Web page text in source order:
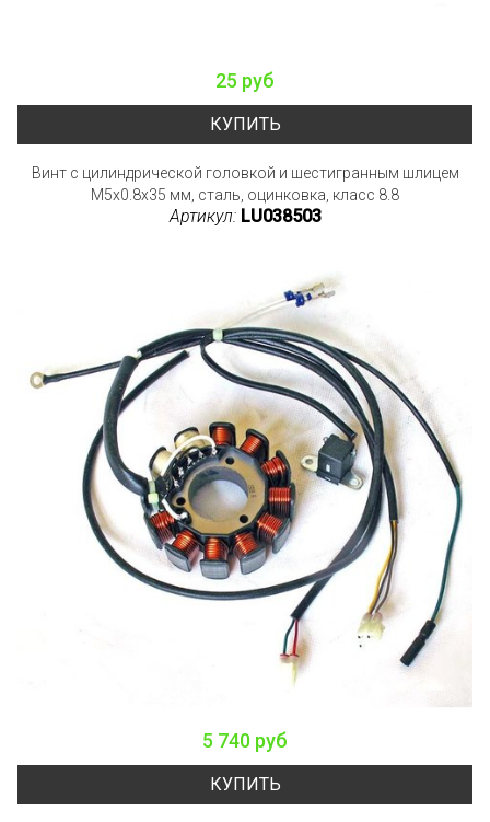
25 руб
КУПИТЬ
Винт с цилиндрической головкой и шестигранным шлицем
M5x0.8x35 мм, сталь, оцинковка, класс 8.8
Артикул: LU038503
5 740 руб
КУПИТЬ